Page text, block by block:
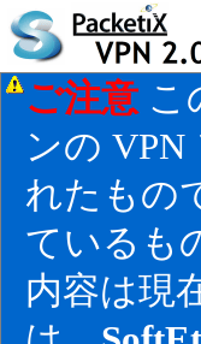
ご注意 こ
ンの
れたもの
ているも
内容は現